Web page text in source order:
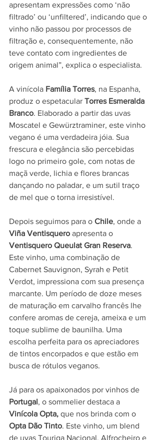
apresentam expressões como ‘não
filtrado’ ou ‘unfiltered’, indicando que o
vinho não passou por processos de
filtração e, consequentemente, não
teve contato com ingredientes de
origem animal”, explica o especialista.
A vinícola Família Torres, na Espanha,
produz o espetacular Torres Esmeralda
Branco. Elaborado a partir das uvas
Moscatel e Gewürztraminer, este vinho
vegano é uma verdadeira jóia. Sua
frescura e elegância são percebidas
logo no primeiro gole, com notas de
maçã verde, lichia e flores brancas
dançando no paladar, e um sutil traço
de mel que o torna irresistível.
Depois seguimos para o Chile, onde a
Viña Ventisquero apresenta o
Ventisquero Queulat Gran Reserva.
Este vinho, uma combinação de
Cabernet Sauvignon, Syrah e Petit
Verdot, impressiona com sua presença
marcante. Um período de doze meses
de maturação em carvalho francês lhe
confere aromas de cereja, ameixa e um
toque sublime de baunilha. Uma
escolha perfeita para os apreciadores
de tintos encorpados e que estão em
busca de rótulos veganos.
Já para os apaixonados por vinhos de
Portugal, o sommelier destaca a
Vinícola Opta, que nos brinda com o
Opta Dão Tinto. Este vinho, um blend
de uvas Touriga Nacional, Alfrocheiro e